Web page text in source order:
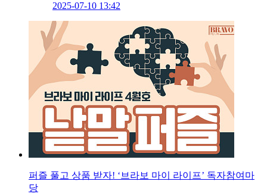
2025-07-10 13:42
퍼즐 풀고 상품 받자! ‘브라보 마이 라이프’ 독자참여마
당